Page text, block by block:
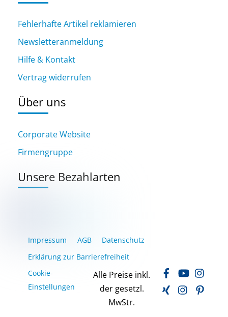
Fehlerhafte Artikel reklamieren
Newsletteranmeldung
Hilfe & Kontakt
Vertrag widerrufen
Über uns
Corporate Website
Firmengruppe
Unsere Bezahlarten
Impressum AGB
Datenschutz
Erklärung zur Barrierefreiheit
Cookie-
Einstellungen
Alle Preise inkl.
der gesetzl.
MwStr.
FacebookYouTube
Xing
LinkedIn